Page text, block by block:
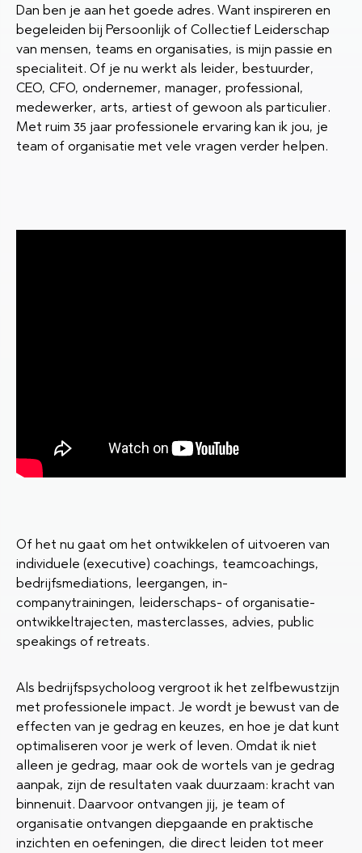
Dan ben je aan het goede adres. Want inspireren en
begeleiden bij Persoonlijk of Collectief Leiderschap
van mensen, teams en organisaties, is mijn passie en
specialiteit. Of je nu werkt als leider, bestuurder,
CEO, CFO, ondernemer, manager, professional,
medewerker, arts, artiest of gewoon als particulier.
Met ruim 35 jaar professionele ervaring kan ik jou, je
team of organisatie met vele vragen verder helpen.
Of het nu gaat om het ontwikkelen of uitvoeren van
individuele (executive) coachings, teamcoachings,
bedrijfsmediations, leergangen, in-
companytrainingen, leiderschaps- of organisatie-
ontwikkeltrajecten, masterclasses, advies, public
speakings of retreats.
Als bedrijfspsycholoog vergroot ik het zelfbewustzijn
met professionele impact. Je wordt je bewust van de
effecten van je gedrag en keuzes, en hoe je dat kunt
optimaliseren voor je werk of leven. Omdat ik niet
alleen je gedrag, maar ook de wortels van je gedrag
aanpak, zijn de resultaten vaak duurzaam: kracht van
binnenuit. Daarvoor ontvangen jij, je team of
organisatie ontvangen diepgaande en praktische
inzichten en oefeningen, die direct leiden tot meer